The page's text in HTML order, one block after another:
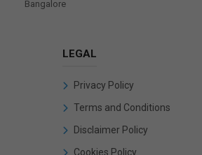
Bangalore
LEGAL
Privacy Policy
Terms and Conditions
Disclaimer Policy
Cookies Policy